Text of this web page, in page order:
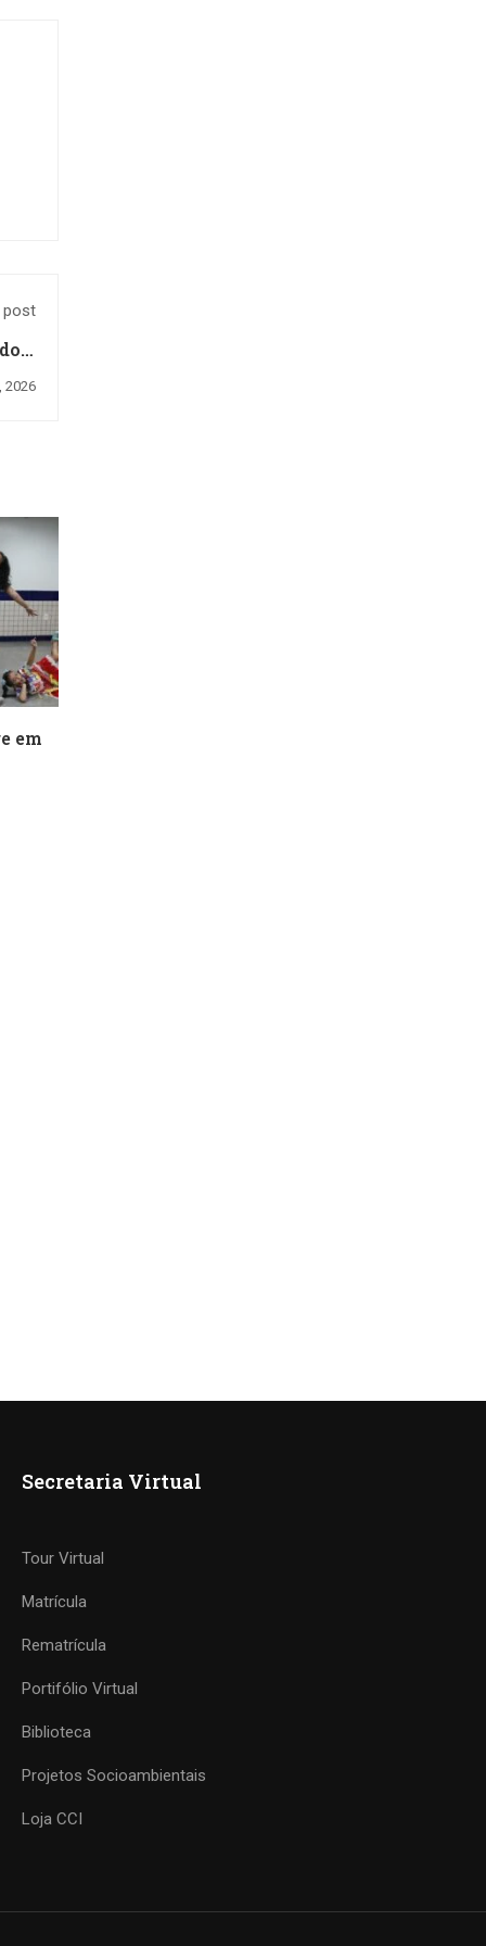
post
o
2026
em
Secretaria Virtual
Tour Virtual
Matrícula
Rematrícula
Portifólio Virtual
Biblioteca
Projetos Socioambientais
Loja CCI